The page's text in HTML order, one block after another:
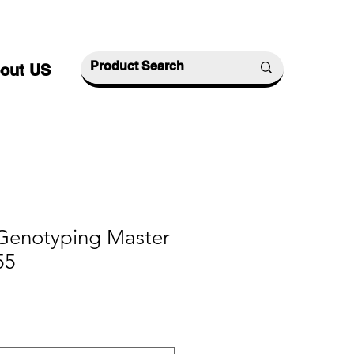
US
Master